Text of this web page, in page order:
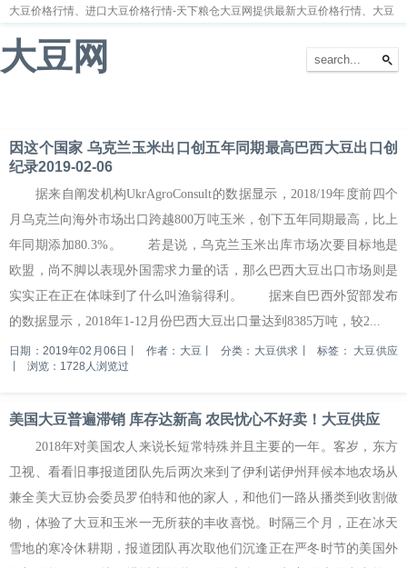
大豆价格行情、进口大豆价格行情-天下粮仓大豆网提供最新大豆价格行情、大豆
大豆网
因这个国家 乌克兰玉米出口创五年同期最高巴西大豆出口创
纪录2019-02-06
据来自阐发机构UkrAgroConsult的数据显示，2018/19年度前四个
月乌克兰向海外市场出口跨越800万吨玉米，创下五年同期最高，比上
年同期添加80.3%。 若是说，乌克兰玉米出库市场次要目标地是
欧盟，尚不脚以表现外国需求力量的话，那么巴西大豆出口市场则是
实实正在正在体味到了什么叫渔翁得利。 据来自巴西外贸部发布
的数据显示，2018年1-12月份巴西大豆出口量达到8385万吨，较2...
日期：2019年02月06日 作者：大豆 分类：大豆供求 标签： 大豆供应
浏览：1728人浏览过
美国大豆普遍滞销 库存达新高 农民忧心不好卖！大豆供应
2018年对美国农人来说长短常特殊并且主要的一年。客岁，东方
卫视、看看旧事报道团队先后两次来到了伊利诺伊州拜候本地农场从
兼全美大豆协会委员罗伯特和他的家人，和他们一路从播类到收割做
物，体验了大豆和玉米一无所获的丰收喜悦。时隔三个月，正在冰天
雪地的寒冷休耕期，报道团队再次取他们沉逢正在严冬时节的美国外